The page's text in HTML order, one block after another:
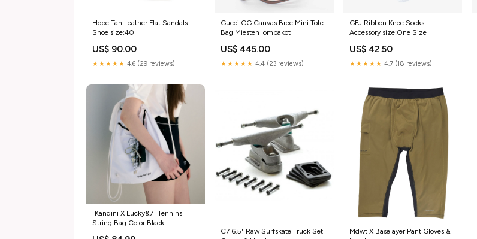
Hope Tan Leather Flat Sandals
Shoe size:40
US$ 90.00
★★★★★ 4.6 (29 reviews)
Gucci GG Canvas Bree Mini Tote
Bag Miesten lompakot
US$ 445.00
★★★★★ 4.4 (23 reviews)
GFJ Ribbon Knee Socks
Accessory size:One Size
US$ 42.50
★★★★★ 4.7 (18 reviews)
[Kandini X Lucky&7] Tennins
String Bag Color:Black
C7 6.5" Raw Surfskate Truck Set
Mdwt X Baselayer Pant Gloves &